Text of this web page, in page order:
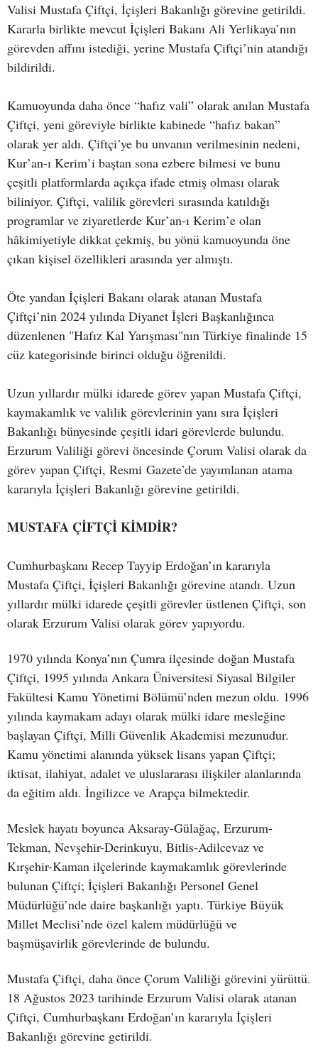
Valisi Mustafa Çiftçi, İçişleri Bakanlığı görevine getirildi.
Kararla birlikte mevcut İçişleri Bakanı Ali Yerlikaya’nın
görevden affını istediği, yerine Mustafa Çiftçi’nin atandığı
bildirildi.
Kamuoyunda daha önce “hafız vali” olarak anılan Mustafa
Çiftçi, yeni göreviyle birlikte kabinede “hafız bakan”
olarak yer aldı. Çiftçi’ye bu unvanın verilmesinin nedeni,
Kur’an-ı Kerim’i baştan sona ezbere bilmesi ve bunu
çeşitli platformlarda açıkça ifade etmiş olması olarak
biliniyor. Çiftçi, valilik görevleri sırasında katıldığı
programlar ve ziyaretlerde Kur’an-ı Kerim’e olan
hâkimiyetiyle dikkat çekmiş, bu yönü kamuoyunda öne
çıkan kişisel özellikleri arasında yer almıştı.
Öte yandan İçişleri Bakanı olarak atanan Mustafa
Çiftçi’nin 2024 yılında Diyanet İşleri Başkanlığınca
düzenlenen "Hafız Kal Yarışması"nın Türkiye finalinde 15
cüz kategorisinde birinci olduğu öğrenildi.
Uzun yıllardır mülki idarede görev yapan Mustafa Çiftçi,
kaymakamlık ve valilik görevlerinin yanı sıra İçişleri
Bakanlığı bünyesinde çeşitli idari görevlerde bulundu.
Erzurum Valiliği görevi öncesinde Çorum Valisi olarak da
görev yapan Çiftçi, Resmi Gazete’de yayımlanan atama
kararıyla İçişleri Bakanlığı görevine getirildi.
MUSTAFA ÇİFTÇİ KİMDİR?
Cumhurbaşkanı Recep Tayyip Erdoğan’ın kararıyla
Mustafa Çiftçi, İçişleri Bakanlığı görevine atandı. Uzun
yıllardır mülki idarede çeşitli görevler üstlenen Çiftçi, son
olarak Erzurum Valisi olarak görev yapıyordu.
1970 yılında Konya’nın Çumra ilçesinde doğan Mustafa
Çiftçi, 1995 yılında Ankara Üniversitesi Siyasal Bilgiler
Fakültesi Kamu Yönetimi Bölümü’nden mezun oldu. 1996
yılında kaymakam adayı olarak mülki idare mesleğine
başlayan Çiftçi, Milli Güvenlik Akademisi mezunudur.
Kamu yönetimi alanında yüksek lisans yapan Çiftçi;
iktisat, ilahiyat, adalet ve uluslararası ilişkiler alanlarında
da eğitim aldı. İngilizce ve Arapça bilmektedir.
Meslek hayatı boyunca Aksaray-Gülağaç, Erzurum-
Tekman, Nevşehir-Derinkuyu, Bitlis-Adilcevaz ve
Kırşehir-Kaman ilçelerinde kaymakamlık görevlerinde
bulunan Çiftçi; İçişleri Bakanlığı Personel Genel
Müdürlüğü’nde daire başkanlığı yaptı. Türkiye Büyük
Millet Meclisi’nde özel kalem müdürlüğü ve
başmüşavirlik görevlerinde de bulundu.
Mustafa Çiftçi, daha önce Çorum Valiliği görevini yürüttü.
18 Ağustos 2023 tarihinde Erzurum Valisi olarak atanan
Çiftçi, Cumhurbaşkanı Erdoğan’ın kararıyla İçişleri
Bakanlığı görevine getirildi.